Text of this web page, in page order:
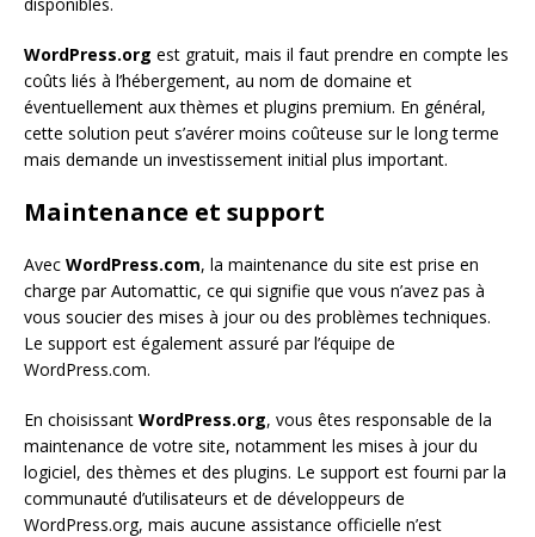
WordPress.org est gratuit, mais il faut prendre en compte les
coûts liés à l’hébergement, au nom de domaine et
éventuellement aux thèmes et plugins premium. En général,
cette solution peut s’avérer moins coûteuse sur le long terme
mais demande un investissement initial plus important.
Maintenance et support
Avec WordPress.com, la maintenance du site est prise en
charge par Automattic, ce qui signifie que vous n’avez pas à
vous soucier des mises à jour ou des problèmes techniques.
Le support est également assuré par l’équipe de
WordPress.com.
En choisissant WordPress.org, vous êtes responsable de la
maintenance de votre site, notamment les mises à jour du
logiciel, des thèmes et des plugins. Le support est fourni par la
communauté d’utilisateurs et de développeurs de
WordPress.org, mais aucune assistance officielle n’est